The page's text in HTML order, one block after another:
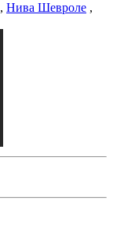
, Нива Шевроле ,